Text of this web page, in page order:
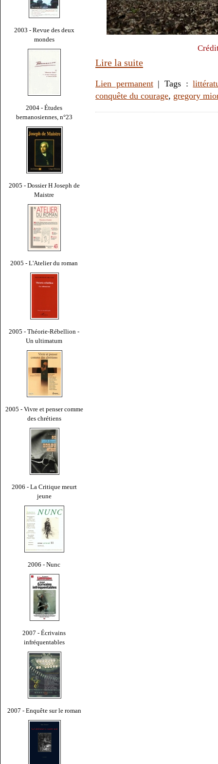
2003 - Revue des deux
mondes
2004 - Études
bernanosiennes, n°23
2005 - Dossier H Joseph de
Maistre
2005 - L'Atelier du roman
2005 - Théorie-Rébellion -
Un ultimatum
2005 - Vivre et penser comme
des chrétiens
2006 - La Critique meurt
jeune
2006 - Nunc
2007 - Écrivains
infréquentables
2007 - Enquête sur le roman
Lire la suite
Lien permanent| Tags :
conquête du courage, gregory